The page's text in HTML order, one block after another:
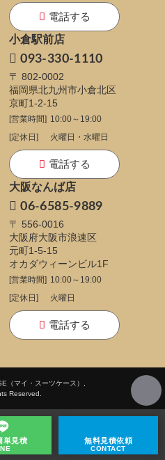
電話する
小倉駅前店
093-330-1110
〒 802-0002
福岡県北九州市小倉北区
京町1-2-15
[営業時間] 10:00～19:00
[定休日]
火曜日・水曜日
電話する
大阪なんば店
06-6585-9889
〒 556-0016
大阪府大阪市浪速区
元町1-5-15
オカダウィーンビル1F
[営業時間] 10:00～19:00
[定休日]
火曜日
電話する
単見積 無料見積依頼
CONTACT
（マイ・スーツケース）,
Reserved.